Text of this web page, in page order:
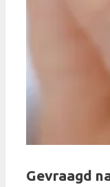
Gevraagd